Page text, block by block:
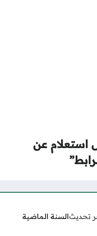
استعلام عن
تحديثالسنة الماضية